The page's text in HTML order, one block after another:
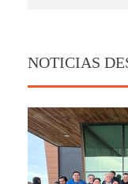
NOTICIAS